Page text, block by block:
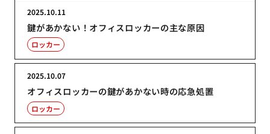
鍵があかない！オフィスロッカーの主な原因
2025.10.11
ロッカー
オフィスロッカーの鍵があかない時の応急処置
2025.10.07
ロッカー